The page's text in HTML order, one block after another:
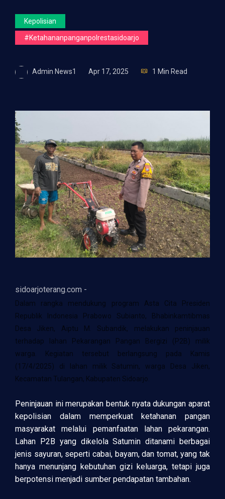
Kepolisian
#ketahananpanganpolrestasidoarjo
Admin News1 Apr 17, 2025 1 Min Read
sidoarjoterang.com -
Dalam rangka mendukung program Asta Cita Presiden
Republik Indonesia Prabowo Subianto, Bhabinkamtibmas
Desa Jiken, Aiptu M. Subandik, melakukan peninjauan
terhadap lahan Pekarangan Pangan Bergizi (P2B) milik
warga. Kegiatan tersebut berlangsung pada Kamis
(17/4/2025) di lahan milik Satumin, warga Desa Jiken,
Kecamatan Tulangan, Kabupaten Sidoarjo.
Peninjauan ini merupakan bentuk nyata dukungan aparat
kepolisian dalam memperkuat ketahanan pangan
masyarakat melalui pemanfaatan lahan pekarangan.
Lahan P2B yang dikelola Satumin ditanami berbagai
jenis sayuran, seperti cabai, bayam, dan tomat, yang tak
hanya menunjang kebutuhan gizi keluarga, tetapi juga
berpotensi menjadi sumber pendapatan tambahan.